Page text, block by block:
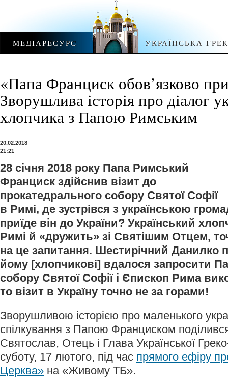
МЕДІАРЕСУРС УКРАЇНСЬКА
«Папа Франциск обов’язково
Зворушлива історія про діалог
хлопчика з Папою Римським
20.02.2018
21:21
28 січня 2018 року Папа Римський
Франциск здійснив візит до
прокатедрального собору Святої Софії
в Римі, де зустрівся з українською
приїде він до України? Український
Римі й «дружить» зі Святішим Отцем,
на це запитання. Шестирічний Данилко
йому [хлопчикові] вдалося запросити
собору Святої Софії і Єпископ Рима
то візит в Україну точно не за горами!
Зворушливою історією про маленького
спілкування з Папою Франциском
Святослав, Отець і Глава Української
суботу, 17 лютого, під час прямого ефіру
Церква» на «Живому ТБ».